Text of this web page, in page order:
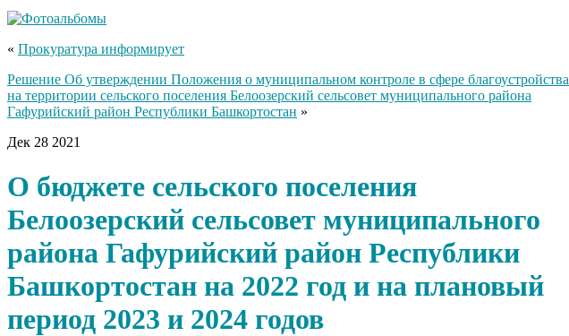
« Прокуратура информирует
Решение Об утверждении Положения о муниципальном контроле в сфере благоустройства
на территории сельского поселения Белоозерский сельсовет муниципального района
Гафурийский район Республики Башкортостан »
Дек 28 2021
О бюджете сельского поселения
Белоозерский сельсовет муниципального
района Гафурийский район Республики
Башкортостан на 2022 год и на плановый
период 2023 и 2024 годов